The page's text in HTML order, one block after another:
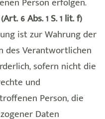
6 Abs. 1 S. 1 lit. f)
ist zur Wahrung der
des Verantwortlichen
sofern nicht die
und
Person, die
Daten